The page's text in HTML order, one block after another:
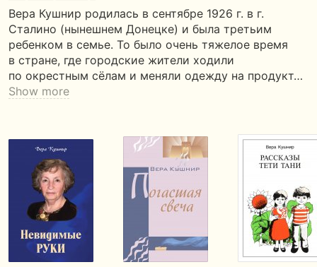
Вера Кушнир родилась в сентябре 1926 г. в г.
Сталино (нынешнем Донецке) и была третьим
ребенком в семье. То было очень тяжелое время
в стране, где городские жители ходили
по окрестным сёлам и меняли одежду на продукт…
Show more